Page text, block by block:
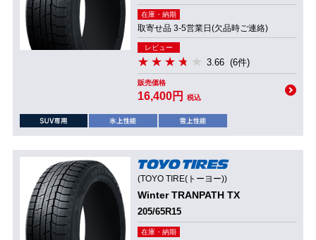
在庫・納期
取寄せ品 3-5営業日(欠品時ご連絡)
レビュー
3.66 (6件)
販売価格
16,400円 税込
(TOYO TIRE(トーヨー))
Winter TRANPATH TX
205/65R15
在庫・納期